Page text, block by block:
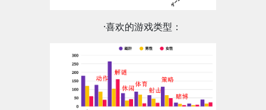
·喜欢的游戏类型：